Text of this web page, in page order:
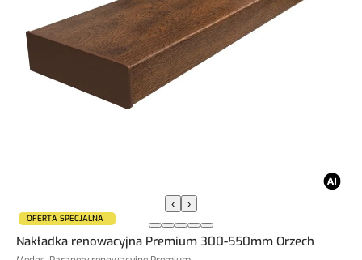
‹ ›
OFERTA SPECJALNA
Nakładka renowacyjna Premium 300-550mm Orzech